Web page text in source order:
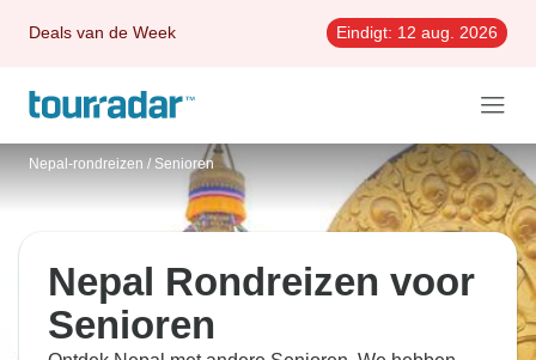
Deals van de Week Eindigt: 12 aug. 2026
Nepal-rondreizen / Senioren
Nepal Rondreizen voor
Senioren